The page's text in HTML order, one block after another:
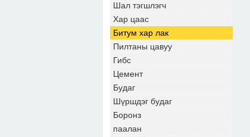
Шал тэгшлэгч
Хар цаас
Битум хар лак
Пилтаны цавуу
Гибс
Цемент
Будаг
Шүршдэг будаг
Боронз
паалан